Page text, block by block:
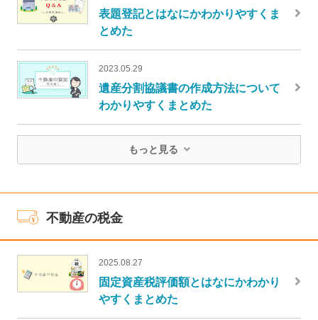
表題登記とはなにかわかりやすくま
とめた
2023.05.29
遺産分割協議書の作成方法について
わかりやすくまとめた
もっと見る
不動産の税金
2025.08.27
固定資産税評価額とはなにかわかり
やすくまとめた